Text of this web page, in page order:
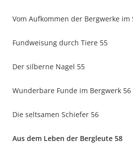
Vom Aufkommen der Bergwerke im
Fundweisung durch Tiere 55
Der silberne Nagel 55
Wunderbare Funde im Bergwerk 56
Die seltsamen Schiefer 56
Aus dem Leben der Bergleute 58